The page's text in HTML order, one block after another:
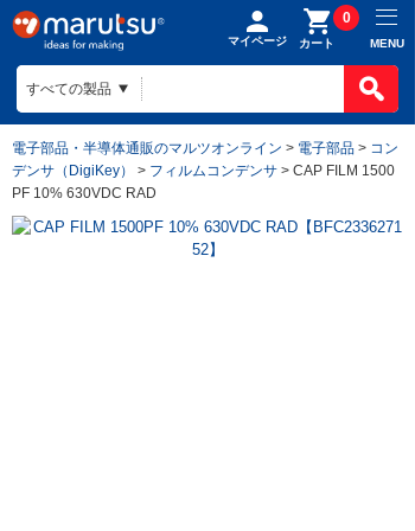
マイページ カート
0
MENU
電子部品・半導体通販のマルツオンライン > 電子部品 > コン
デンサ（DigiKey）
> フィルムコンデンサ > CAP FILM 1500
PF 10% 630VDC RAD